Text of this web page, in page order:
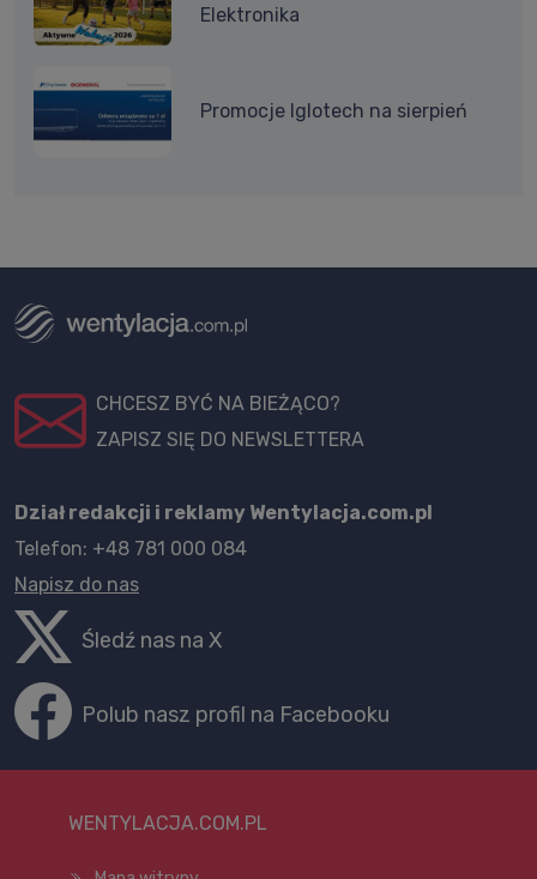
Elektronika
Promocje Iglotech na sierpień
CHCESZ BYĆ NA BIEŻĄCO?
ZAPISZ SIĘ DO NEWSLETTERA
Dział redakcji i reklamy Wentylacja.com.pl
Telefon: +48 781 000 084
Napisz do nas
Śledź nas na X
Polub nasz profil na Facebooku
WENTYLACJA.COM.PL